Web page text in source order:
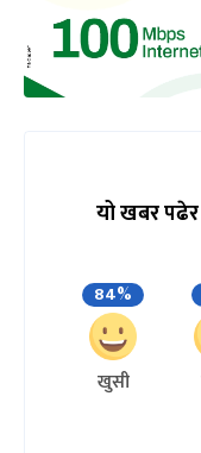
यो खबर
84%
खुसी